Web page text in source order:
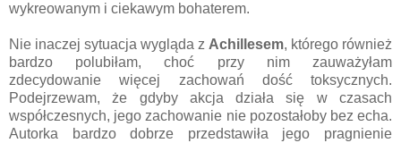
wykreowanym i ciekawym bohaterem.
Nie inaczej sytuacja wygląda z Achillesem, którego również
bardzo polubiłam, choć przy nim zauważyłam
zdecydowanie więcej zachowań dość toksycznych.
Podejrzewam, że gdyby akcja działa się w czasach
współczesnych, jego zachowanie nie pozostałoby bez echa.
Autorka bardzo dobrze przedstawiła jego pragnienie